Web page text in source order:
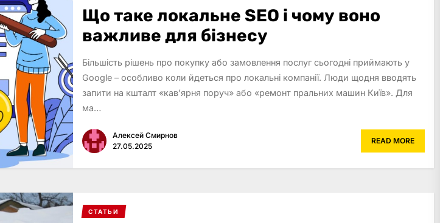
Що таке локальне SEO і чому воно
важливе для бізнесу
Більшість рішень про покупку або замовлення послуг сьогодні приймають у
Google – особливо коли йдеться про локальні компанії. Люди щодня вводять
запити на кшталт «кав’ярня поруч» або «ремонт пральних машин Київ». Для
ма…
Алексей Смирнов
27.05.2025
READ MORE
СТАТЬИ